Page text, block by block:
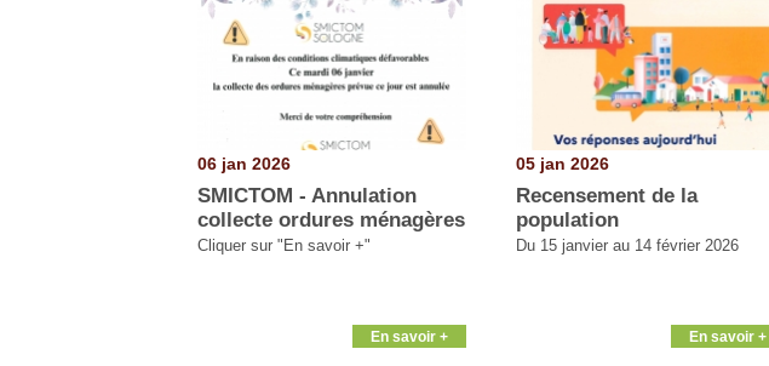
06 jan 2026
SMICTOM - Annulation
collecte ordures ménagères
Cliquer sur "En savoir +"
En savoir +
05 jan 2026
Recensement de la
population
Du 15 janvier au 14 février 2026
En savoir +